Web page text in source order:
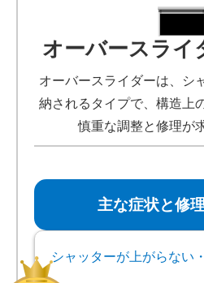
オーバースライ
オーバースライダーは、シ
納されるタイプで、構造上
慎重な調整と修理が
主な症状と修
シャッターが上がらない